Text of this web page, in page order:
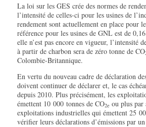
La loi sur les GES crée des normes de
l’intensité de celles-ci pour les usines de
rendement sont actuellement en place pour
référence pour les usines de GNL est de
elle n’est pas encore en vigueur, l’intensité
à partir de charbon sera de zéro tonne de CO
Colombie-Britannique.
En vertu du nouveau cadre de déclaration
doivent continuer de déclarer et, le cas
depuis 2010. Plus précisément, les
émettent 10 000 tonnes de CO2e ou plus par
exploitations industrielles qui émettent 25
vérifier leurs déclarations d’émissions par